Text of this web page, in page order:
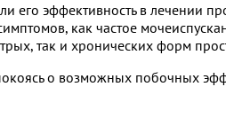
эффективность в лечении
как частое
так и хронических форм
о возможных побочных